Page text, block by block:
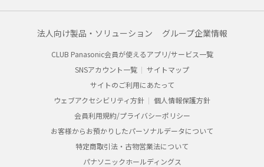
法人向け製品・ソリューション グループ企業情報
CLUB Panasonic会員が使えるアプリ/サービス一覧
SNSアカウント一覧
サイトマップ
サイトのご利用にあたって
ウェブアクセシビリティ方針
個人情報保護方針
会員利用規約/プライバシーポリシー
お客様からお預かりしたパーソナルデータについて
特定商取引法・古物営業法について
パナソニックホールディングス